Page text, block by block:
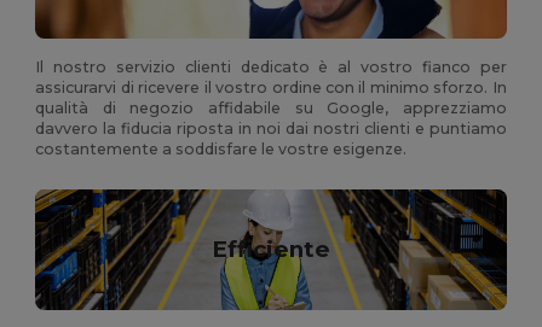
Il nostro servizio clienti dedicato è al vostro fianco per
assicurarvi di ricevere il vostro ordine con il minimo sforzo. In
qualità di negozio affidabile su Google, apprezziamo
davvero la fiducia riposta in noi dai nostri clienti e puntiamo
costantemente a soddisfare le vostre esigenze.
Efficiente